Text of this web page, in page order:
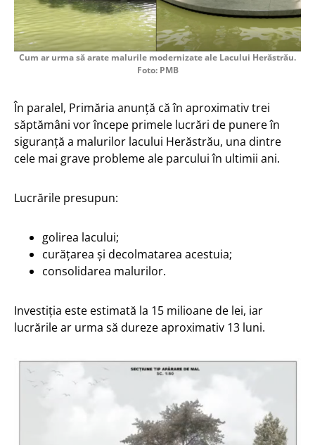
Cum ar urma să arate malurile modernizate ale Lacului Herăstrău.
Foto: PMB
În paralel, Primăria anunță că în aproximativ trei
săptămâni vor începe primele lucrări de punere în
siguranță a malurilor lacului Herăstrău, una dintre
cele mai grave probleme ale parcului în ultimii ani.
Lucrările presupun:
golirea lacului;
curățarea și decolmatarea acestuia;
consolidarea malurilor.
Investiția este estimată la 15 milioane de lei, iar
lucrările ar urma să dureze aproximativ 13 luni.